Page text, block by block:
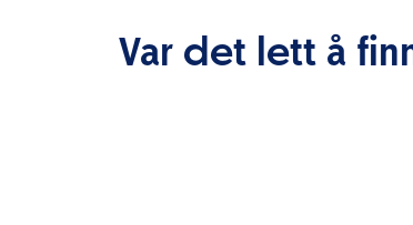
Var det lett å